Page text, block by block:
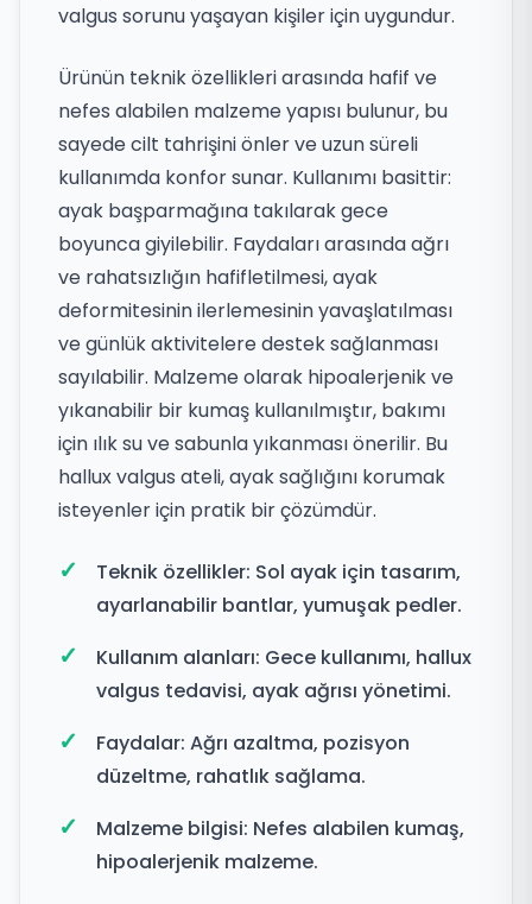
valgus sorunu yaşayan kişiler için uygundur.
Ürünün teknik özellikleri arasında hafif ve
nefes alabilen malzeme yapısı bulunur, bu
sayede cilt tahrişini önler ve uzun süreli
kullanımda konfor sunar. Kullanımı basittir:
ayak başparmağına takılarak gece
boyunca giyilebilir. Faydaları arasında ağrı
ve rahatsızlığın hafifletilmesi, ayak
deformitesinin ilerlemesinin yavaşlatılması
ve günlük aktivitelere destek sağlanması
sayılabilir. Malzeme olarak hipoalerjenik ve
yıkanabilir bir kumaş kullanılmıştır, bakımı
için ılık su ve sabunla yıkanması önerilir. Bu
hallux valgus ateli, ayak sağlığını korumak
isteyenler için pratik bir çözümdür.
Teknik özellikler: Sol ayak için tasarım,
ayarlanabilir bantlar, yumuşak pedler.
Kullanım alanları: Gece kullanımı, hallux
valgus tedavisi, ayak ağrısı yönetimi.
Faydalar: Ağrı azaltma, pozisyon
düzeltme, rahatlık sağlama.
Malzeme bilgisi: Nefes alabilen kumaş,
hipoalerjenik malzeme.